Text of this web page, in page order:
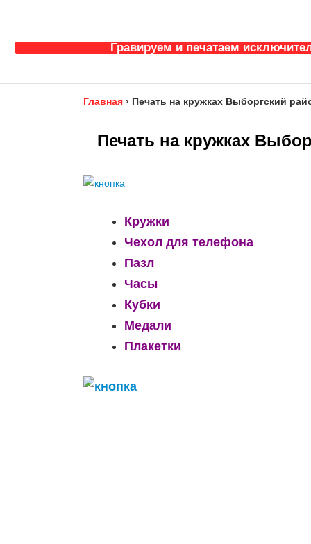
Гравируем и печатаем
Главная › Печать на кружках Выборгский
Печать на кружках
Кружки
Чехол для телефона
Пазл
Часы
Кубки
Медали
Плакетки